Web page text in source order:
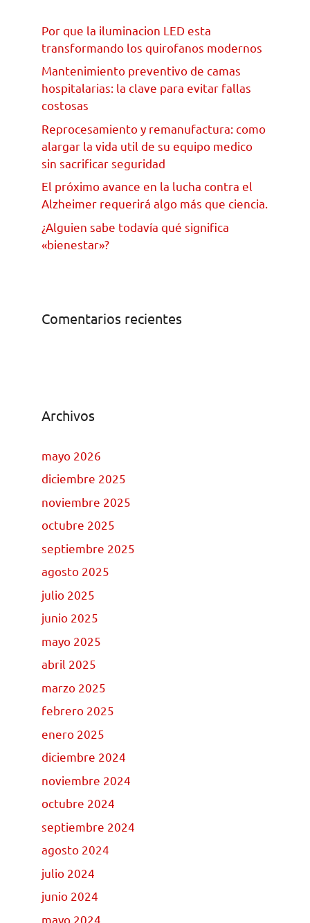
Por que la iluminacion LED esta
transformando los quirofanos modernos
Mantenimiento preventivo de camas
hospitalarias: la clave para evitar fallas
costosas
Reprocesamiento y remanufactura: como
alargar la vida util de su equipo medico
sin sacrificar seguridad
El próximo avance en la lucha contra el
Alzheimer requerirá algo más que ciencia.
¿Alguien sabe todavía qué significa
«bienestar»?
Comentarios recientes
Archivos
mayo 2026
diciembre 2025
noviembre 2025
octubre 2025
septiembre 2025
agosto 2025
julio 2025
junio 2025
mayo 2025
abril 2025
marzo 2025
febrero 2025
enero 2025
diciembre 2024
noviembre 2024
octubre 2024
septiembre 2024
agosto 2024
julio 2024
junio 2024
mayo 2024